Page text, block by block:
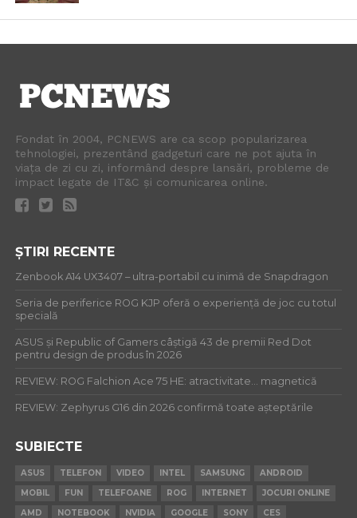
Fondat în 2004, PCNEWS are ca scop popularizarea
tehnologiei, prezentând gadgeturi care ne pot ajuta în
viața de zi cu zi, informând despre lansări, probleme de
impact legate de IT&C și comunicarea online.
ȘTIRI RECENTE
Zenbook A14 UX3407 – ultra-portabil cu inimă de Snapdragon
Seria de periferice ROG KJP oferă o experiență de joc cu totul
specială
ASUS și Republic of Gamers câștigă 43 de premii Red Dot
pentru design de produs în 2026
REVIEW: ROG Falchion Ace 75 HE: atractivitate… magnetică
REVIEW: Zephyrus G16 din 2026 confirmă toate așteptările
SUBIECTE
ASUS TELEFON VIDEO INTEL SAMSUNG
ANDROID
MOBIL
FUN TELEFOANE ROG INTERNET
JOCURI ONLINE
AMD
NOTEBOOK NVIDIA GOOGLE SONY CES